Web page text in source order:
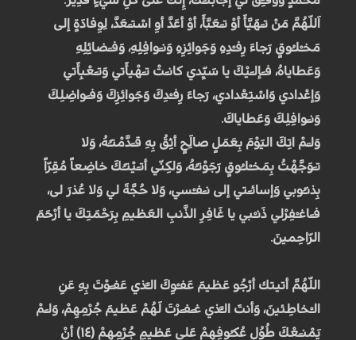
اَللّهُمَّ مَنْ تـَهَيَّأَ أوْ تـَعَبَّأَ، أوْ أعَدَّ أوِ اسْتـَعَدَّ، لِوِفادَةٍ إلى
مَخـْلـُوقٍ رَجاءَ رِفـْدِهِ وَجَوائِزِهِ وَنـَوافِلِهِ، وَفـَضائِلِهِ
وَعَطاياهُ، فـَإلـَيْكَ يا سَيِّدي كانـَتْ تـَهْيأَتي وَتـَعْبِأَتي
وَإعْدادي وَاسْتِعْدادي، رَجاءَ رِفـْدِكَ وَجَوائِزِكَ وَفـَواضِلِكَ
وَنـَوافِلِكَ وَعَطاياكَ.
وَلـَمْ اتِكَ اليَوْمَ بِعَمَلٍ صالَِحٍ أثِقُ بِهِ قـَدَّمْتـُهُ، وَلا
تـَوَجَّهْتُ بِمَخـْلـُوقٍ رَجَوْتـُهُ، وَلكِنّي أتـَيْتـُكَ خاضِعاً مُقِرّاً
بِذنـُوبي وَإسائـَتي إلى نـَفـْسي، وَلا حُجَّةَ لي وَلا عُذرَ لى،
فـَاغـْفِرْلي ذَنـْبي يا غَافِرِ الذَّنبِ العَظيمِ بِرَحْمَتِكَ يا أرْحَمَ
الرّاحِمينَ.
اللّهُمَّ أتيتك أرْجُو عَظيمَ عَفـْوِكَ الـَّذي عَفـَوْتَ بِهِ عَنِ
الـْخاطِئينَ، وَأنتَ الـَّذي غـَفـَرْتَ لَهُمْ عَظيمَ جُرْمِهِمْ، وَلـَمْ
يَمْنـَعْكَ طُوُل عُكـُوفِهِمْ عَلى عَظيمِ جُرْمِهِمْ (۱٤) أنْ